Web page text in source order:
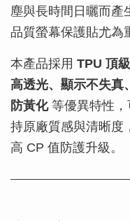
塵與長時間日曬而產
品質螢幕保護貼尤為
本產品採用 TPU 頂
高透光、顯示不失真
防黃化等優異特性，
持原廠質感與清晰度
高 CP 值防護升級。